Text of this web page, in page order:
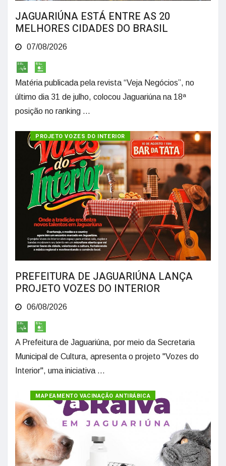
JAGUARIÚNA ESTÁ ENTRE AS 20
MELHORES CIDADES DO BRASIL
07/08/2026
Matéria publicada pela revista “Veja Negócios”, no
último dia 31 de julho, colocou Jaguariúna na 18ª
posição no ranking ...
PROJETO VOZES DO INTERIOR
PREFEITURA DE JAGUARIÚNA LANÇA
PROJETO VOZES DO INTERIOR
06/08/2026
A Prefeitura de Jaguariúna, por meio da Secretaria
Municipal de Cultura, apresenta o projeto "Vozes do
Interior", uma iniciativa ...
MAPEAMENTO VACINAÇÃO ANTIRÁBICA